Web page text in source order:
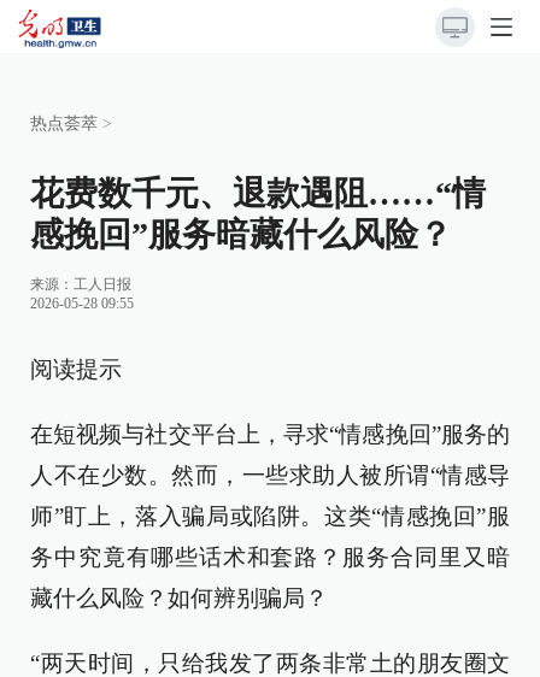
热点荟萃 >
花费数千元、退款遇阻……“情
感挽回”服务暗藏什么风险？
来源： 工人日报
2026-05-28 09:55
阅读提示
在短视频与社交平台上，寻求“情感挽回”服务的
人不在少数。然而，一些求助人被所谓“情感导
师”盯上，落入骗局或陷阱。这类“情感挽回”服
务中究竟有哪些话术和套路？服务合同里又暗
藏什么风险？如何辨别骗局？
“两天时间，只给我发了两条非常土的朋友圈文